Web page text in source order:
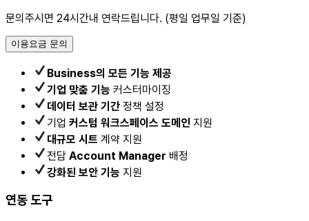
문의주시면 24시간내 연락드립니다. (평일 업무일 기준)
이용요금 문의
Business의 모든 기능 제공
기업 맞춤 기능 커스터마이징
데이터 보관 기간 정책 설정
기업 커스텀 워크스페이스 도메인 지원
대규모 시트 계약 지원
전담 Account Manager 배정
강화된 보안 기능 지원
연동 도구